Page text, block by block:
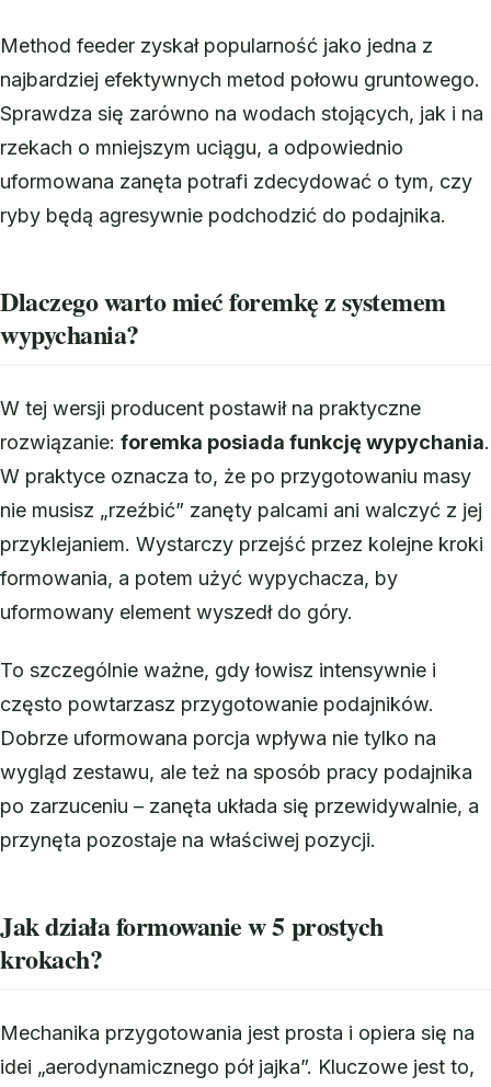
Method feeder zyskał popularność jako jedna z
najbardziej efektywnych metod połowu gruntowego.
Sprawdza się zarówno na wodach stojących, jak i na
rzekach o mniejszym uciągu, a odpowiednio
uformowana zanęta potrafi zdecydować o tym, czy
ryby będą agresywnie podchodzić do podajnika.
Dlaczego warto mieć foremkę z systemem
wypychania?
W tej wersji producent postawił na praktyczne
rozwiązanie: foremka posiada funkcję wypychania.
W praktyce oznacza to, że po przygotowaniu masy
nie musisz „rzeźbić” zanęty palcami ani walczyć z jej
przyklejaniem. Wystarczy przejść przez kolejne kroki
formowania, a potem użyć wypychacza, by
uformowany element wyszedł do góry.
To szczególnie ważne, gdy łowisz intensywnie i
często powtarzasz przygotowanie podajników.
Dobrze uformowana porcja wpływa nie tylko na
wygląd zestawu, ale też na sposób pracy podajnika
po zarzuceniu – zanęta układa się przewidywalnie, a
przynęta pozostaje na właściwej pozycji.
Jak działa formowanie w 5 prostych
krokach?
Mechanika przygotowania jest prosta i opiera się na
idei „aerodynamicznego pół jajka”. Kluczowe jest to,